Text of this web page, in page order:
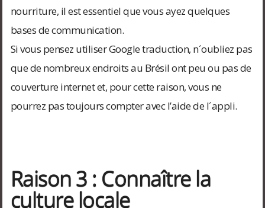
nourriture, il est essentiel que vous ayez quelques
bases de communication.
Si vous pensez utiliser Google traduction, n´oubliez pas
que de nombreux endroits au Brésil ont peu ou pas de
couverture internet et, pour cette raison, vous ne
pourrez pas toujours compter avec l’aide de l´appli.
Raison 3 : Connaître la
culture locale